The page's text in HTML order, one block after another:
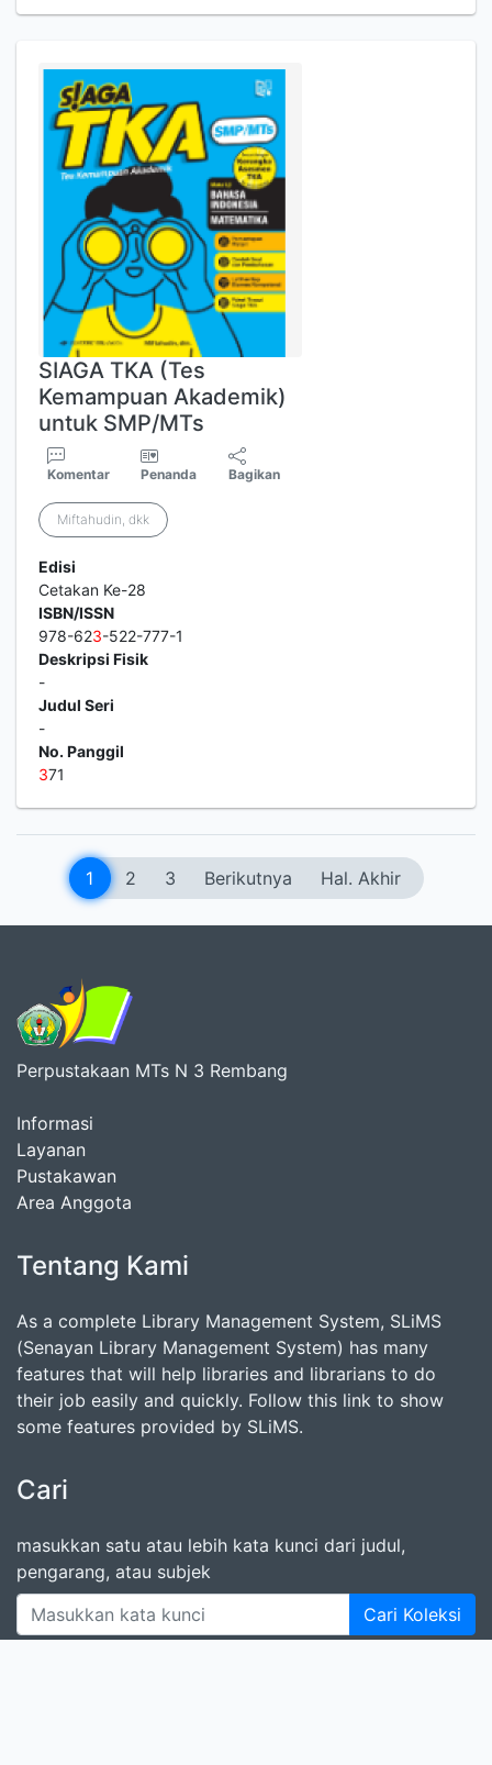
SIAGA TKA (Tes
Kemampuan Akademik)
untuk SMP/MTs
Komentar Penanda Bagikan
Miftahudin, dkk
Edisi
Cetakan Ke-28
ISBN/ISSN
978-623-522-777-1
Deskripsi Fisik
-
Judul Seri
-
No. Panggil
371
1 2 3 Berikutnya Hal. Akhir
Perpustakaan MTs N 3 Rembang
Informasi
Layanan
Pustakawan
Area Anggota
Tentang Kami
As a complete Library Management System, SLiMS
(Senayan Library Management System) has many
features that will help libraries and librarians to do
their job easily and quickly. Follow this link to show
some features provided by SLiMS.
Cari
masukkan satu atau lebih kata kunci dari judul,
pengarang, atau subjek
Cari Koleksi